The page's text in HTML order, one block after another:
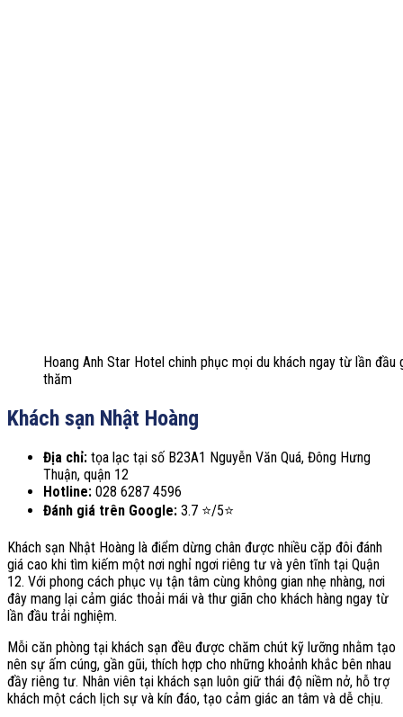
Hoang Anh Star Hotel chinh phục mọi du khách ngay từ lần đầu
thăm
Khách sạn Nhật Hoàng
Địa chỉ: tọa lạc tại số B23A1 Nguyễn Văn Quá, Đông Hưng
Thuận, quận 12
Hotline: 028 6287 4596
Đánh giá trên Google: 3.7 ⭐/5⭐
Khách sạn Nhật Hoàng là điểm dừng chân được nhiều cặp đôi đánh
giá cao khi tìm kiếm một nơi nghỉ ngơi riêng tư và yên tĩnh tại Quận
12. Với phong cách phục vụ tận tâm cùng không gian nhẹ nhàng, nơi
đây mang lại cảm giác thoải mái và thư giãn cho khách hàng ngay từ
lần đầu trải nghiệm.
Mỗi căn phòng tại khách sạn đều được chăm chút kỹ lưỡng nhằm tạo
nên sự ấm cúng, gần gũi, thích hợp cho những khoảnh khắc bên nhau
đầy riêng tư. Nhân viên tại khách sạn luôn giữ thái độ niềm nở, hỗ trợ
khách một cách lịch sự và kín đáo, tạo cảm giác an tâm và dễ chịu.